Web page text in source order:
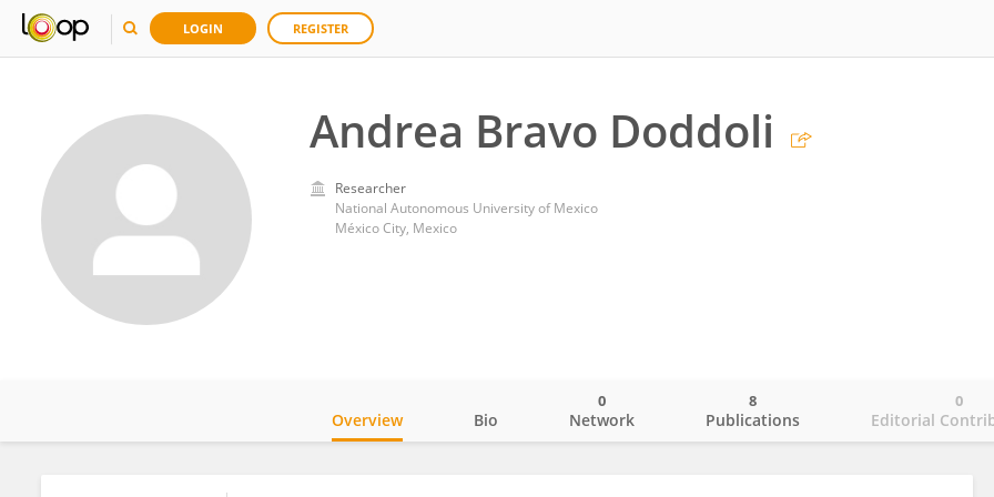
LOGIN REGISTER
Andrea Bravo Doddoli
Researcher
National Autonomous University of Mexico
México City, Mexico
Overview Bio Network
0
Publications
8
Editorial
0